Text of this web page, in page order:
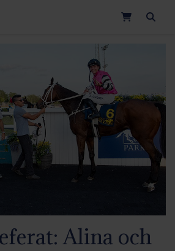
Alina och